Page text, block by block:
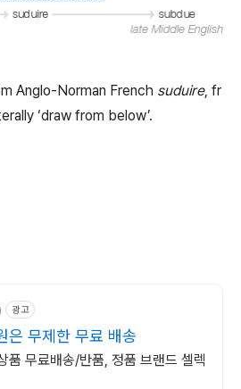
Anglo-Norman French suduire, fr
‘draw from below’.
광고
은 무제한 무료 배송
품 무료배송/반품, 정품 브랜드 셀렉